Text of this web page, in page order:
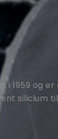
i 1959 og
silicium